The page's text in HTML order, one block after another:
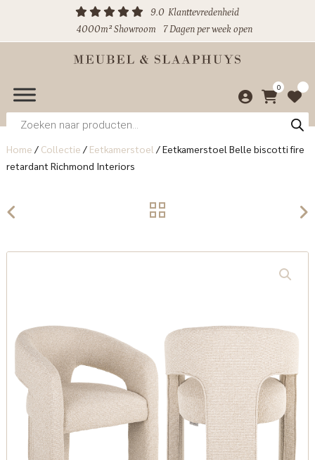
9.0 Klanttevredenheid
4000m² Showroom
7 Dagen per week open
0
Producten
zoeken
Home / Collectie / Eetkamerstoel /Eetkamerstoel Belle biscotti fire
retardant Richmond Interiors